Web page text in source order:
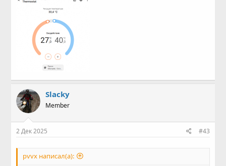
Slacky
Member
2 Дек 2025 #43
pvvx написал(а):